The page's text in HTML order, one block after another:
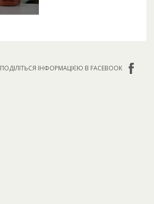
ПОДІЛІТЬСЯ ІНФОРМАЦІЄЮ В FACEBOOK